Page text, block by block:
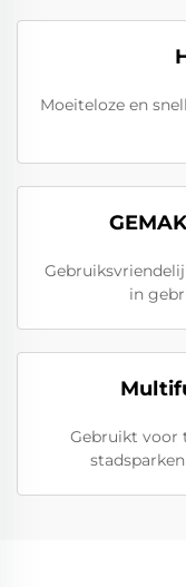
Moeiteloze en
in
Gebruikt voor